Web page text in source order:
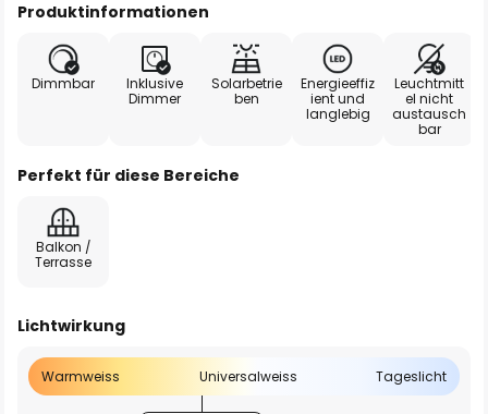
Produktinformationen
Dimmbar
Inklusive
Dimmer
Solarbetrie
ben
Energieeffiz
ient und
langlebig
Leuchtmitt
el nicht
austausch
bar
Perfekt für diese Bereiche
Balkon /
Terrasse
Lichtwirkung
Warmweiss Universalweiss Tageslicht